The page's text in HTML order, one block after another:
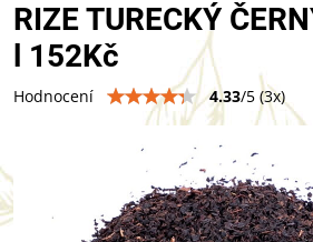
RIZE TURECKÝ
l 152Kč
Hodnocení 4.33/5 (3x)